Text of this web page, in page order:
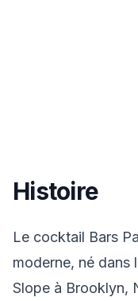
Histoire
Le cocktail Bars
moderne, né dans
Slope à Brooklyn,